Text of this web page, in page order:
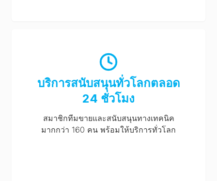
บริการสนับสนุนทั่วโลกตลอด
24 ชั่วโมง
สมาชิกทีมขายและสนับสนุนทางเทคนิค
มากกว่า 160 คน พร้อมให้บริการทั่วโลก